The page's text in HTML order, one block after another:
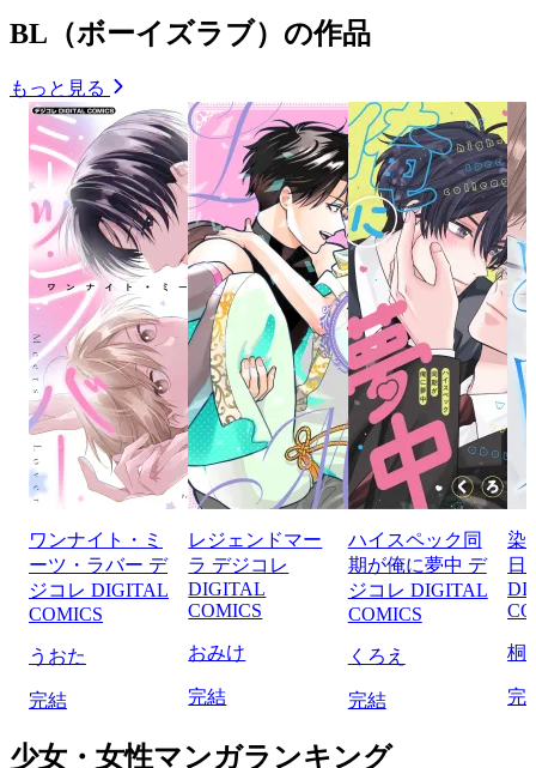
BL（ボーイズラブ）の作品
もっと見る
ワンナイト・ミ
ーツ・ラバー デ
ジコレ DIGITAL
COMICS
うおた
完結
レジェンドマー
ラ デジコレ
DIGITAL
COMICS
おみけ
完結
ハイスペック同
期が俺に夢中 デ
ジコレ DIGITAL
COMICS
くろえ
完結
染
日
桐
完
少女・女性マンガランキング